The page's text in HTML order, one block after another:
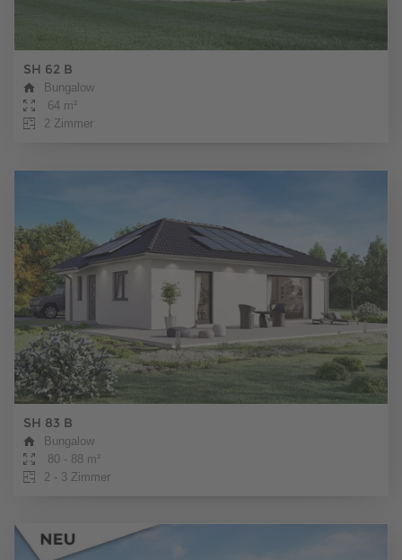
SH 62 B
Bungalow
64 m²
2 Zimmer
SH 83 B
Bungalow
80 - 88 m²
2 - 3 Zimmer